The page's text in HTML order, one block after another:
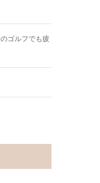
ゴルフでも疲